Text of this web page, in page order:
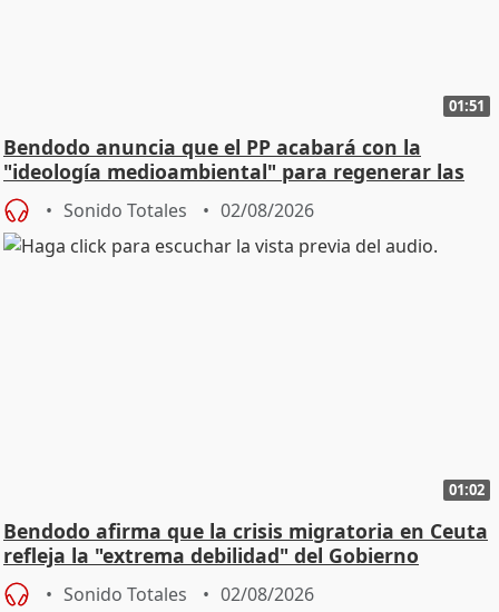
01:51
Bendodo anuncia que el PP acabará con la
"ideología medioambiental" para regenerar las
playas
Sonido Totales 02/08/2026
01:02
Bendodo afirma que la crisis migratoria en Ceuta
refleja la "extrema debilidad" del Gobierno
Sonido Totales 02/08/2026